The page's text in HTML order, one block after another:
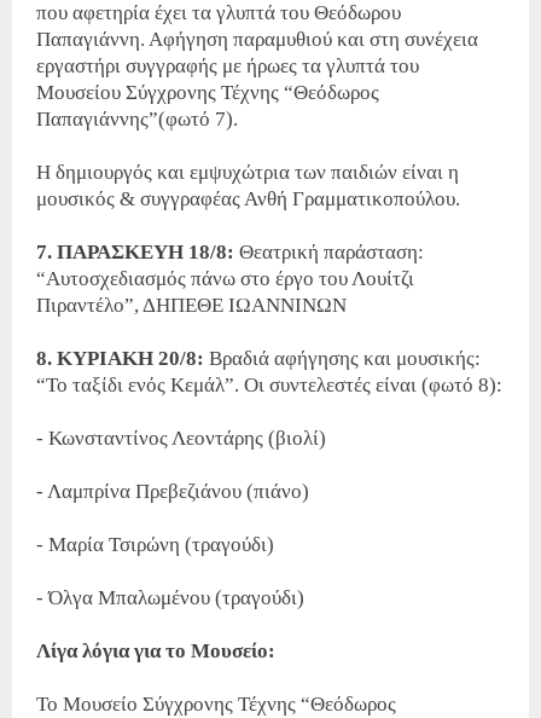
που αφετηρία έχει τα γλυπτά του Θεόδωρου
Παπαγιάννη. Αφήγηση παραμυθιού και στη συνέχεια
εργαστήρι συγγραφής με ήρωες τα γλυπτά του
Μουσείου Σύγχρονης Τέχνης “Θεόδωρος
Παπαγιάννης”(φωτό 7).
Η δημιουργός και εμψυχώτρια των παιδιών είναι η
μουσικός & συγγραφέας Ανθή Γραμματικοπούλου.
7. ΠΑΡΑΣΚΕΥΗ 18/8: Θεατρική παράσταση:
“Αυτοσχεδιασμός πάνω στο έργο του Λουίτζι
Πιραντέλο”, ΔΗΠΕΘΕ ΙΩΑΝΝΙΝΩΝ
8. ΚΥΡΙΑΚΗ 20/8: Βραδιά αφήγησης και μουσικής:
“Το ταξίδι ενός Κεμάλ”. Οι συντελεστές είναι (φωτό 8):
- Κωνσταντίνος Λεοντάρης (βιολί)
- Λαμπρίνα Πρεβεζιάνου (πιάνο)
- Μαρία Τσιρώνη (τραγούδι)
- Όλγα Μπαλωμένου (τραγούδι)
Λίγα λόγια για το Μουσείο:
Το Μουσείο Σύγχρονης Τέχνης “Θεόδωρος